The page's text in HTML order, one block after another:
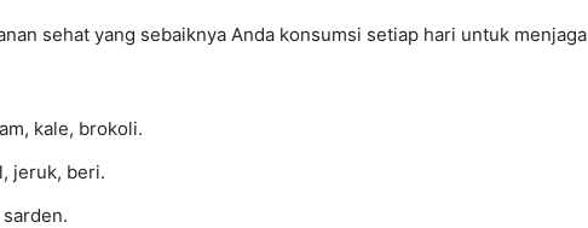
sehat yang sebaiknya Anda konsumsi setiap hari untuk menjaga
kale, brokoli.
jeruk, beri.